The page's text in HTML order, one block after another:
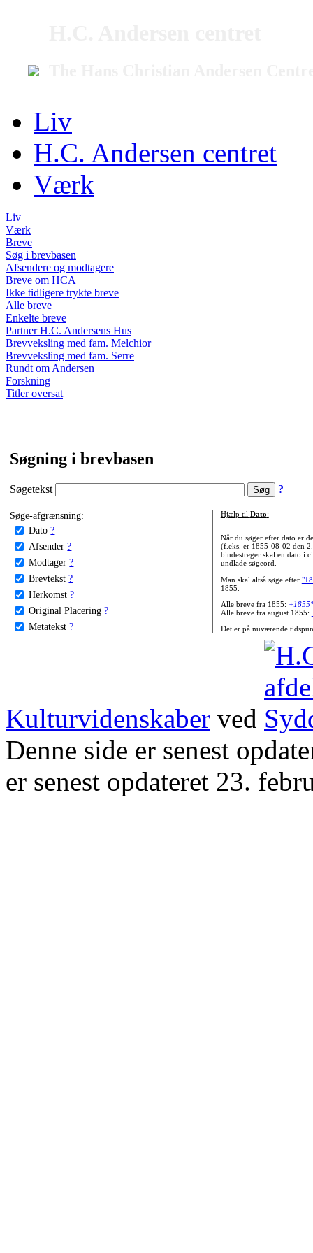
Liv
H.C. Andersen centret
Værk
Liv
Værk
Breve
Søg i brevbasen
Afsendere og modtagere
Breve om HCA
Ikke tidligere trykte breve
Alle breve
Enkelte breve
Partner H.C. Andersens Hus
Brevveksling med fam. Melchior
Brevveksling med fam. Serre
Rundt om Andersen
Forskning
Titler oversat
Søgning i brevbasen
Søgetekst ?
Søge-afgrænsning:
Dato ?
Afsender ?
Modtager ?
Brevtekst ?
Herkomst ?
Original Placering ?
Metatekst ?
Hjælp til Dato:
Når du søger efter dato er
(f.eks. er 1855-08-02 den
bindestreger skal en dato i
undlade søgeord.
Man skal altså søge efter
1855.
Alle breve fra 1855:
Alle breve fra august 1855:
Det er på nuværende
Kulturvidenskaber ved
Denne side er senest
er senest opdateret 23.